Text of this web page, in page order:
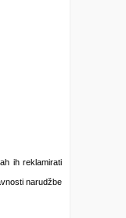
ih reklamirati
narudžbe